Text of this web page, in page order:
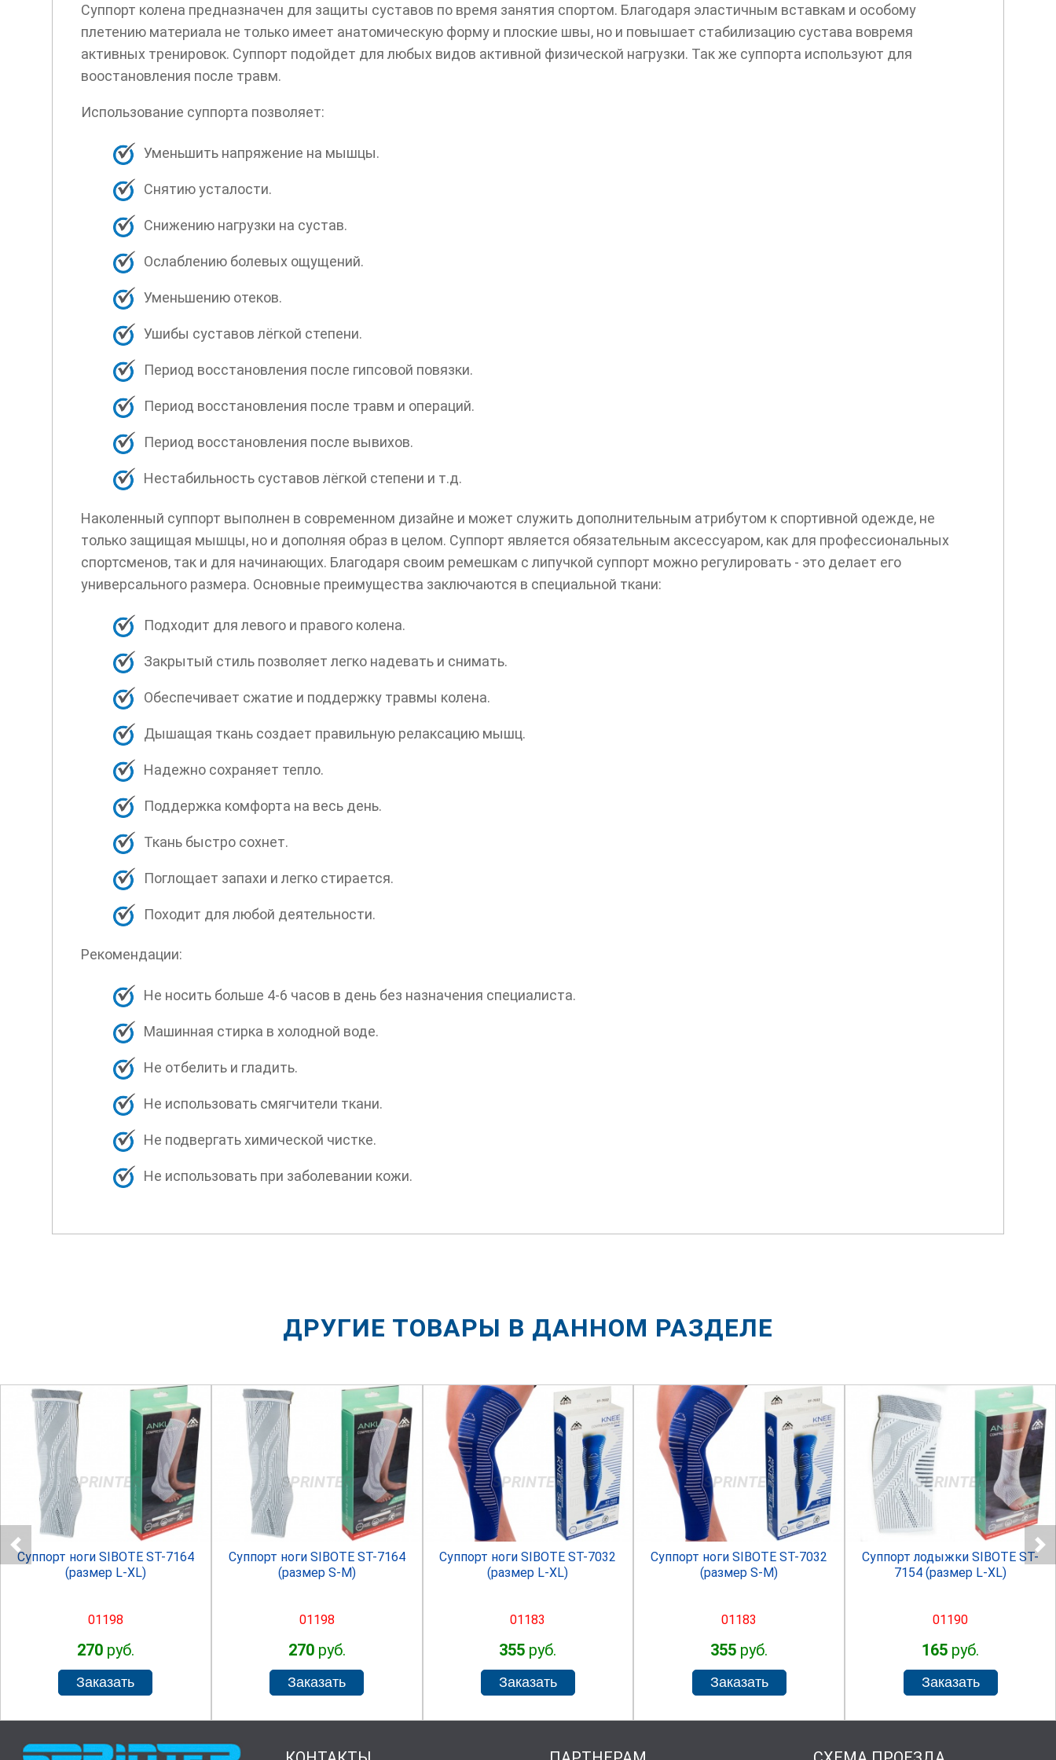
Суппорт колена предназначен для защиты суставов по время занятия спортом. Благодаря эластичным вставкам и особому
плетению материала не только имеет анатомическую форму и плоские швы, но и повышает стабилизацию сустава вовремя
активных тренировок. Суппорт подойдет для любых видов активной физической нагрузки. Так же суппорта используют для
воостановления после травм.
Использование суппорта позволяет:
Уменьшить напряжение на мышцы.
Снятию усталости.
Снижению нагрузки на сустав.
Ослаблению болевых ощущений.
Уменьшению отеков.
Ушибы суставов лёгкой степени.
Период восстановления после гипсовой повязки.
Период восстановления после травм и операций.
Период восстановления после вывихов.
Нестабильность суставов лёгкой степени и т.д.
Наколенный суппорт выполнен в современном дизайне и может служить дополнительным атрибутом к спортивной одежде, не
только защищая мышцы, но и дополняя образ в целом. Суппорт является обязательным аксессуаром, как для профессиональных
спортсменов, так и для начинающих. Благодаря своим ремешкам с липучкой суппорт можно регулировать - это делает его
универсального размера. Основные преимущества заключаются в специальной ткани:
Подходит для левого и правого колена.
Закрытый стиль позволяет легко надевать и снимать.
Обеспечивает сжатие и поддержку травмы колена.
Дышащая ткань создает правильную релаксацию мышц.
Надежно сохраняет тепло.
Поддержка комфорта на весь день.
Ткань быстро сохнет.
Поглощает запахи и легко стирается.
Походит для любой деятельности.
Рекомендации:
Не носить больше 4-6 часов в день без назначения специалиста.
Машинная стирка в холодной воде.
Не отбелить и гладить.
Не использовать смягчители ткани.
Не подвергать химической чистке.
Не использовать при заболевании кожи.
ДРУГИЕ ТОВАРЫ В ДАННОМ РАЗДЕЛЕ
SPRINTER
Суппорт ноги SIBOTE ST-7164
(размер L-XL)
01198
270руб.
SPRINTER
Суппорт ноги SIBOTE ST-7164
(размер S-M)
01198
270руб.
SPRINTER
Суппорт ноги SIBOTE ST-7032
(размер L-XL)
01183
355 руб.
SPRINTER
Суппорт ноги SIBOTE ST-7032
(размер S-M)
01183
355 руб.
SPRINTER
Суппорт лодыжки SIBOTE ST-
7154 (размер L-XL)
01190
165 руб.